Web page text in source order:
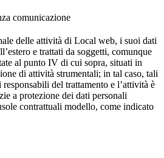
comunicazione
delle attività di Local web, i suoi dati
e trattati da soggetti, comunque
al punto IV di cui sopra, situati in
di attività strumentali; in tal caso, tali
del trattamento e l’attività è
a protezione dei dati personali
contrattuali modello, come indicato